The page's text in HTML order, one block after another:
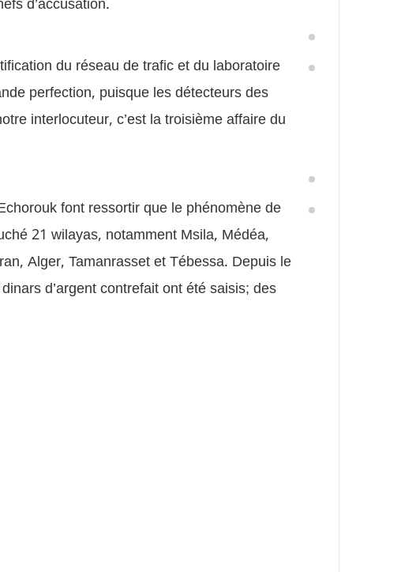
du réseau de trafic et du laboratoire
perfection, puisque les détecteurs des
interlocuteur, c’est la troisième affaire du
font ressortir que le phénomène de
21 wilayas, notamment Msila, Médéa,
Alger, Tamanrasset et Tébessa. Depuis le
d’argent contrefait ont été saisis; des